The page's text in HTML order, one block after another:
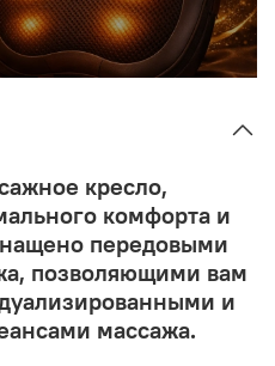
кресло,
комфорта и
передовыми
позволяющими вам
и
массажа.